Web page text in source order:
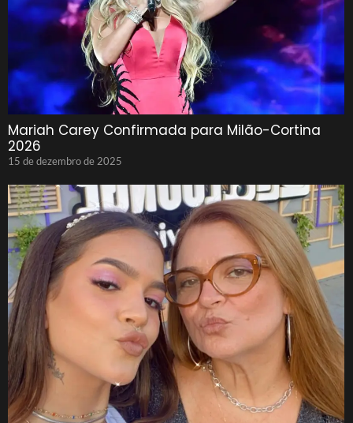
Mariah Carey Confirmada para Milão-Cortina
2026
15 de dezembro de 2025